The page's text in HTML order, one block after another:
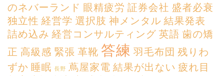
のネバーランド 眼精疲労 証券会社 盛者必衰
独立性 経営学 選択肢 神メンタル 結果発表
詰め込み 経営コンサルティング 英語 歯の矯
正 高級感 緊張 革靴 答練 羽毛布団 残りわ
ずか 睡眠 長野 蔦屋家電 結果が出ない 疲れ目